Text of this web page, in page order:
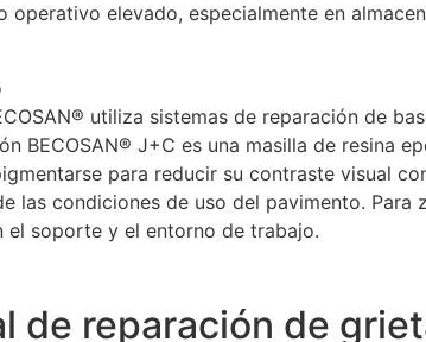
operativo elevado, especialmente en
utiliza sistemas de reparación de
BECOSAN® J+C es una masilla de resina
para reducir su contraste visual
las condiciones de uso del pavimento.
soporte y el entorno de trabajo.
de reparación de